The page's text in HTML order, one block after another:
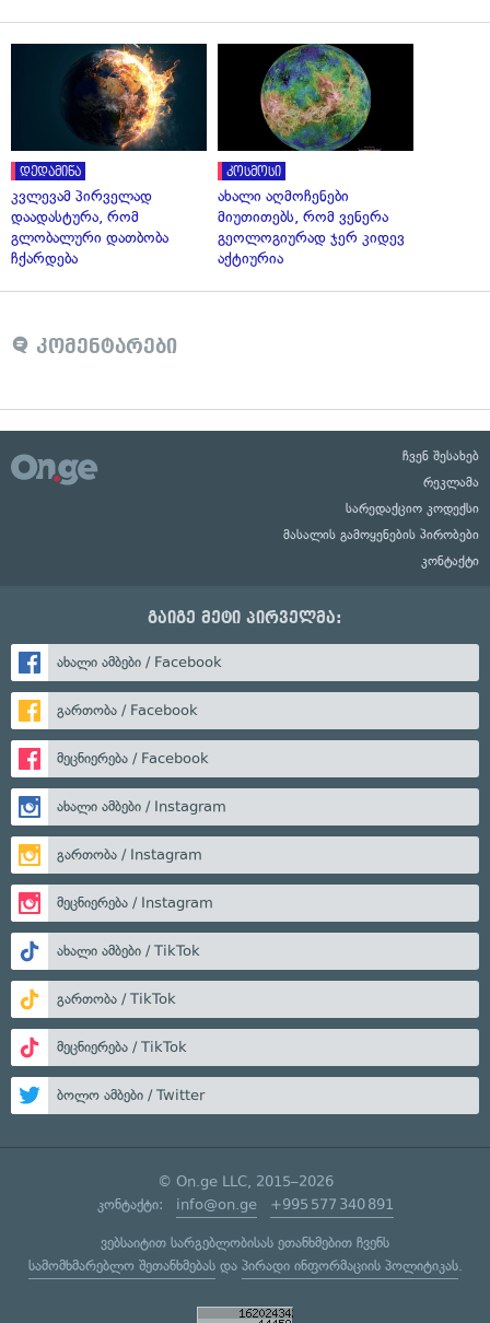
დედამიწა
კვლევამ პირველად
დაადასტურა, რომ
გლობალური დათბობა
ჩქარდება
კოსმოსი
ახალი აღმოჩენები
მიუთითებს, რომ ვენერა
გეოლოგიურად ჯერ კიდევ
აქტიურია
კომენტარები
ჩვენ შესახებ
რეკლამა
სარედაქციო კოდექსი
მასალის გამოყენების პირობები
კონტაქტი
გაიგე მეტი პირველმა:
ახალი ამბები / Facebook
გართობა / Facebook
მეცნიერება / Facebook
ახალი ამბები / Instagram
გართობა / Instagram
მეცნიერება / Instagram
ახალი ამბები / TikTok
გართობა / TikTok
მეცნიერება / TikTok
ბოლო ამბები / Twitter
© On.ge LLC, 2015–2026
კონტაქტი: info@on.ge +995 577 340 891
ვებსაიტით სარგებლობისას ეთანხმებით ჩვენს
სამომხმარებლო შეთანხმებასდა პირადი ინფორმაციის პოლიტიკას.